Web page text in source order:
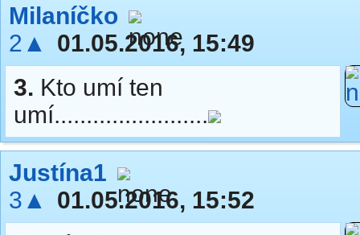
Milaníčko
2▲
01.05.2016, 15:49
3. Kto umí ten
umí........................
Justína1
3▲
01.05.2016, 15:52